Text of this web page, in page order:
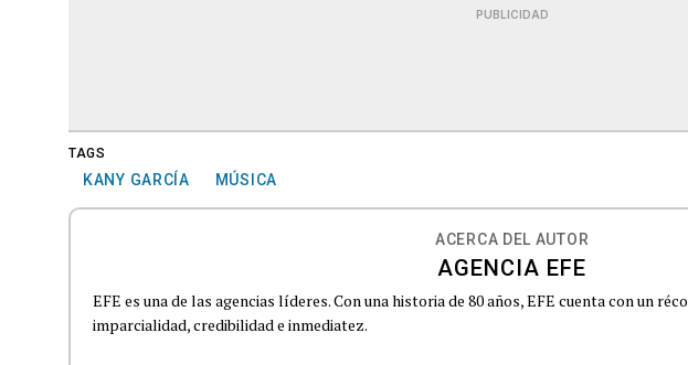
PUBLICIDAD
TAGS
KANY GARCÍA MÚSICA
ACERCA DEL AUTOR
AGENCIA EFE
EFE es una de las agencias líderes. Con una historia de 80 años, EFE cuenta con un
imparcialidad, credibilidad e inmediatez.